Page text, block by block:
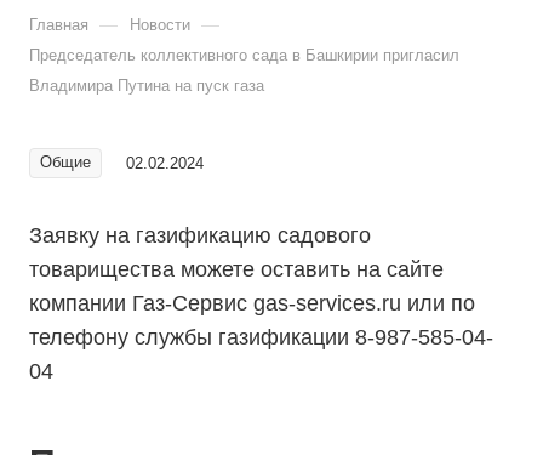
Главная — Новости —
Председатель коллективного сада в Башкирии пригласил
Владимира Путина на пуск газа
Общие 02.02.2024
Заявку на газификацию садового
товарищества можете оставить на сайте
компании Газ-Сервис gas-services.ru или по
телефону службы газификации 8-987-585-04-
04